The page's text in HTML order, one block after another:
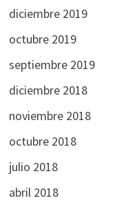
diciembre 2019
octubre 2019
septiembre 2019
diciembre 2018
noviembre 2018
octubre 2018
julio 2018
abril 2018